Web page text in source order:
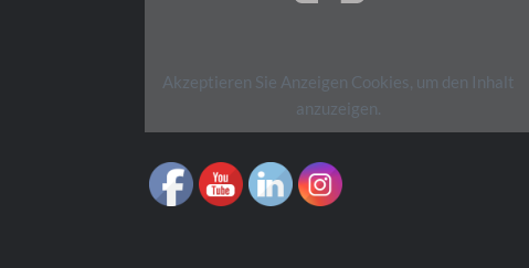
Akzeptieren Sie Anzeigen Cookies, um den Inhalt
anzuzeigen.